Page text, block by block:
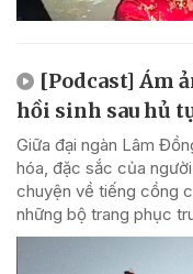
[Podcast] Ám
hồi sinh sau hủ
Giữa đại ngàn Lâm
hóa, đặc sắc của
chuyện về tiếng cồng
những bộ trang phục